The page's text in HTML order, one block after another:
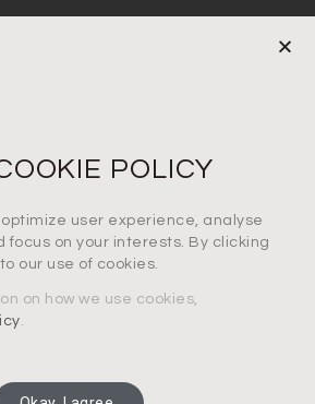
POLICY
user experience, analyse
focus on your interests. By clicking
our use of cookies.
on how we use cookies,